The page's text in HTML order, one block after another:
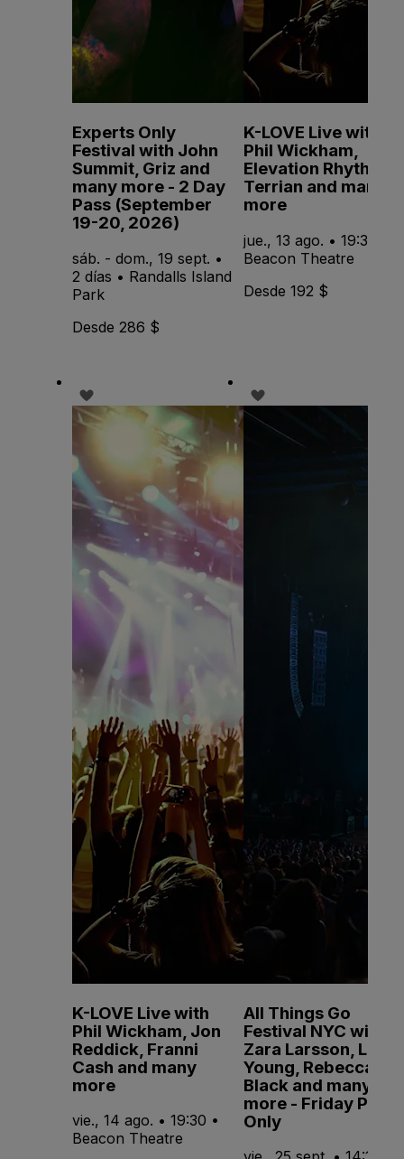
Experts Only
Festival with John
Summit, Griz and
many more - 2 Day
Pass (September
19-20, 2026)
sáb. - dom., 19 sept. •
2 días • Randalls Island
Park
Desde 286 $
K-LOVE Live with
Phil Wickham,
Elevation Rhythm,
Terrian and many
more
jue., 13 ago. • 19:30 •
Beacon Theatre
Desde 192 $
K-LOVE Live with
Phil Wickham, Jon
Reddick, Franni
Cash and many
more
vie., 14 ago. • 19:30 •
Beacon Theatre
All Things Go
Festival NYC with
Zara Larsson, Lola
Young, Rebecca
Black and many
more - Friday Pass
Only